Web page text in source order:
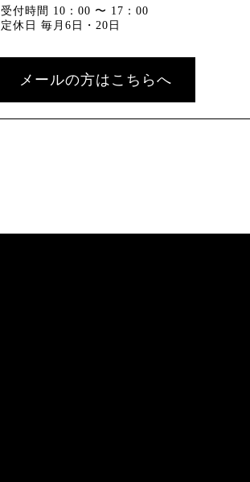
受付時間 10：00 〜 17：00
定休日 毎月6日・20日
メールの方はこちらへ